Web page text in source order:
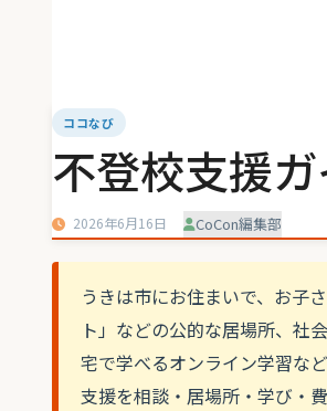
ココなび
不登校支援
2026年6月16日 CoCon編集部
うきは市にお住まいで、お子
ト」などの公的な居場所、社
宅で学べるオンライン学習な
支援を相談・居場所・学び・